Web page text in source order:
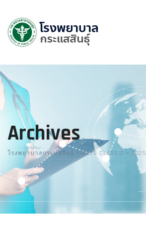
content
Archives
โรงพยาบาลกระแสสินธุ์ > BLOG CLASSIC > 2025